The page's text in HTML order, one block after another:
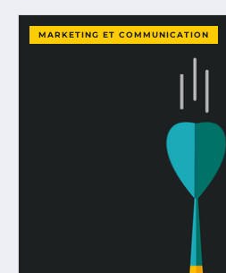
MARKETING ET COMMUNICATION